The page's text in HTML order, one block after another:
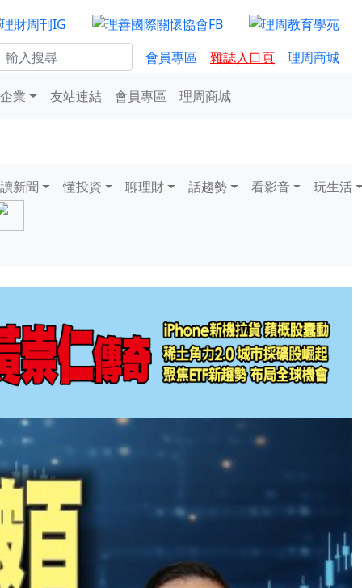
會員專區 雜誌入口頁 理周商城
業 友站連結 會員專區 理周商城
讀新聞 懂投資 聊理財 話趨勢 看影音 玩生活